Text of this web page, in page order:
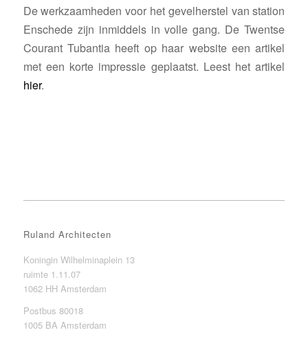
De werkzaamheden voor het gevelherstel van station
Enschede zijn inmiddels in volle gang. De Twentse
Courant Tubantia heeft op haar website een artikel
met een korte impressie geplaatst. Leest het artikel
hier.
Ruland Architecten
Koningin Wilhelminaplein 13
ruimte 1.11.07
1062 HH Amsterdam
Postbus 80018
1005 BA Amsterdam